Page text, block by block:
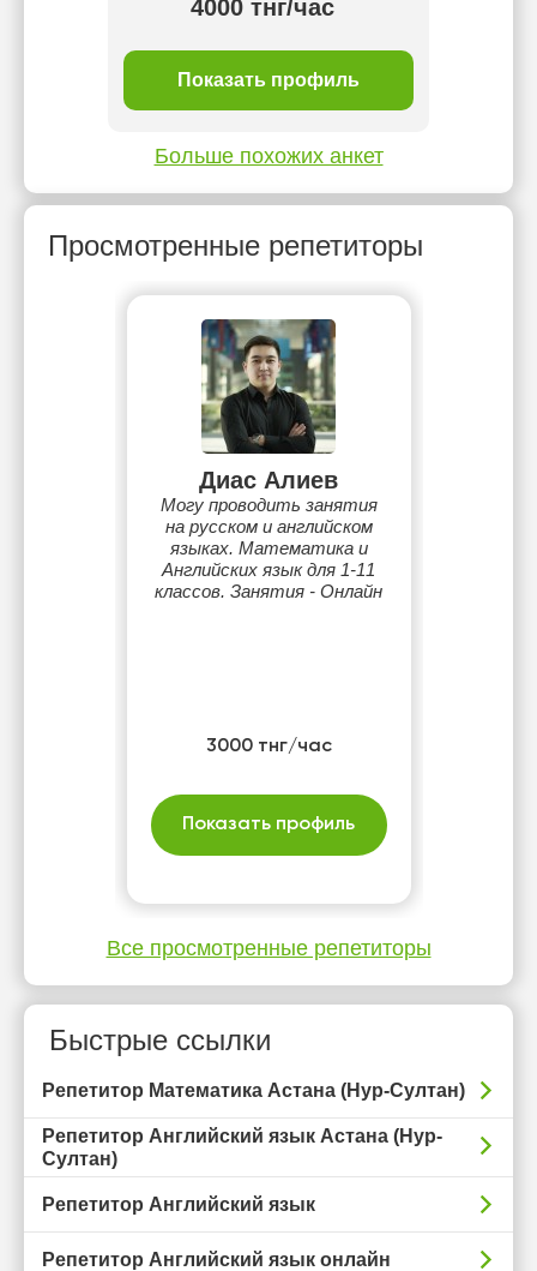
4000 тнг/час
Показать профиль
Больше похожих анкет
Просмотренные репетиторы
Диас Алиев
Могу проводить занятия
на русском и английском
языках. Математика и
Английских язык для 1-11
классов. Занятия - Онлайн
3000 тнг/час
Показать профиль
Все просмотренные репетиторы
Быстрые ссылки
Репетитор Математика Астана (Нур-Султан)
Репетитор Английский язык Астана (Нур-
Султан)
Репетитор Английский язык
Репетитор Английский язык онлайн